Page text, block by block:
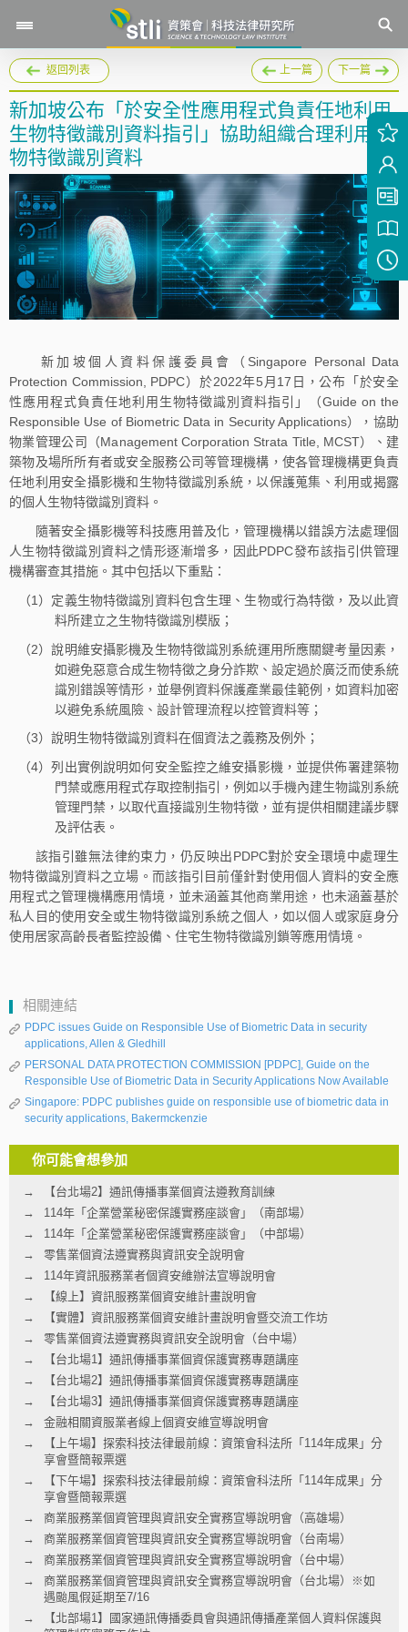
返回列表 上一篇 下一篇
新加坡公布「於安全性應用程式負責任地利用
生物特徵識別資料指引」協助組織合理利用生
物特徵識別資料
新加坡個人資料保護委員會（Singapore Personal Data
Protection Commission, PDPC）於2022年5月17日，公布「於安全
性應用程式負責任地利用生物特徵識別資料指引」（Guide on the
Responsible Use of Biometric Data in Security Applications），協助
物業管理公司（Management Corporation Strata Title, MCST）、建
築物及場所所有者或安全服務公司等管理機構，使各管理機構更負責
任地利用安全攝影機和生物特徵識別系統，以保護蒐集、利用或揭露
的個人生物特徵識別資料。
隨著安全攝影機等科技應用普及化，管理機構以錯誤方法處理個
人生物特徵識別資料之情形逐漸增多，因此PDPC發布該指引供管理
機構審查其措施。其中包括以下重點：
（1）定義生物特徵識別資料包含生理、生物或行為特徵，及以此資
料所建立之生物特徵識別模版；
（2）說明維安攝影機及生物特徵識別系統運用所應關鍵考量因素，
如避免惡意合成生物特徵之身分詐欺、設定過於廣泛而使系統
識別錯誤等情形，並舉例資料保護產業最佳範例，如資料加密
以避免系統風險、設計管理流程以控管資料等；
（3）說明生物特徵識別資料在個資法之義務及例外；
（4）列出實例說明如何安全監控之維安攝影機，並提供佈署建築物
門禁或應用程式存取控制指引，例如以手機內建生物識別系統
管理門禁，以取代直接識別生物特徵，並有提供相關建議步驟
及評估表。
該指引雖無法律約束力，仍反映出PDPC對於安全環境中處理生
物特徵識別資料之立場。而該指引目前僅針對使用個人資料的安全應
用程式之管理機構應用情境，並未涵蓋其他商業用途，也未涵蓋基於
私人目的使用安全或生物特徵識別系統之個人，如以個人或家庭身分
使用居家高齡長者監控設備、住宅生物特徵識別鎖等應用情境。
相關連結
PDPC issues Guide on Responsible Use of Biometric Data in security
applications, Allen & Gledhill
PERSONAL DATA PROTECTION COMMISSION [PDPC], Guide on the
Responsible Use of Biometric Data in Security Applications Now Available
Singapore: PDPC publishes guide on responsible use of biometric data in
security applications, Bakermckenzie
你可能會想參加
【台北場2】通訊傳播事業個資法遵教育訓練
114年「企業營業秘密保護實務座談會」（南部場）
114年「企業營業秘密保護實務座談會」（中部場）
零售業個資法遵實務與資訊安全說明會
114年資訊服務業者個資安維辦法宣導說明會
【線上】資訊服務業個資安維計畫說明會
【實體】資訊服務業個資安維計畫說明會暨交流工作坊
零售業個資法遵實務與資訊安全說明會（台中場）
【台北場1】通訊傳播事業個資保護實務專題講座
【台北場2】通訊傳播事業個資保護實務專題講座
【台北場3】通訊傳播事業個資保護實務專題講座
金融相關資服業者線上個資安維宣導說明會
【上午場】探索科技法律最前線：資策會科法所「114年成果」分
享會暨簡報票選
【下午場】探索科技法律最前線：資策會科法所「114年成果」分
享會暨簡報票選
商業服務業個資管理與資訊安全實務宣導說明會（高雄場）
商業服務業個資管理與資訊安全實務宣導說明會（台南場）
商業服務業個資管理與資訊安全實務宣導說明會（台中場）
商業服務業個資管理與資訊安全實務宣導說明會（台北場）※如
遇颱風假延期至7/16
【北部場1】國家通訊傳播委員會與通訊傳播產業個人資料保護與